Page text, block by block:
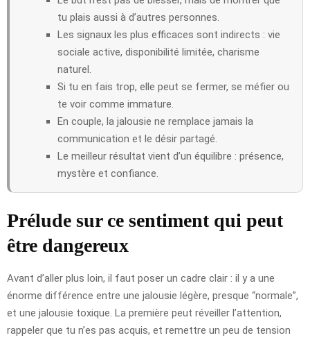
tu plais aussi à d’autres personnes.
Les signaux les plus efficaces sont indirects : vie
sociale active, disponibilité limitée, charisme
naturel.
Si tu en fais trop, elle peut se fermer, se méfier ou
te voir comme immature.
En couple, la jalousie ne remplace jamais la
communication et le désir partagé.
Le meilleur résultat vient d’un équilibre : présence,
mystère et confiance.
Prélude sur ce sentiment qui peut
être dangereux
Avant d’aller plus loin, il faut poser un cadre clair : il y a une
énorme différence entre une jalousie légère, presque “normale”,
et une jalousie toxique. La première peut réveiller l’attention,
rappeler que tu n’es pas acquis, et remettre un peu de tension